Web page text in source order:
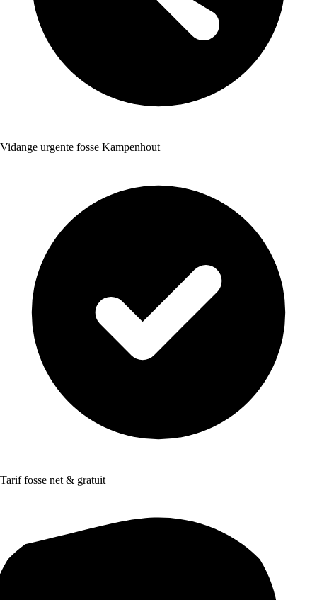
Vidange urgente fosse Kampenhout
Tarif fosse net & gratuit